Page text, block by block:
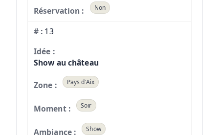
Non
13
Show au château
Pays d'Aix
Soir
Show